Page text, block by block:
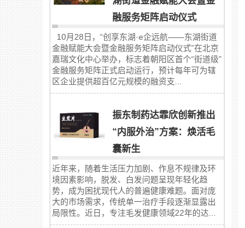
融服务矩阵启动仪式
10月28日，“创享东湖·e企远航——东湖街道
金融赋能大会暨金融服务矩阵启动仪式”在北京
嘉瑞文化中心举办，标志着朝阳区首个“街道级”
金融服务矩阵正式启动运行，预计每年可为辖
区企业提供超百亿元规模的融资支...
振东制药达霏欣创新推出
“内服外治”方案：焕活毛
囊新生
近年来，随着生活压力加剧、作息不规律及环
境因素影响，脱发、白发问题呈现年轻化趋
势，成为困扰现代人的普遍健康难题。面对庞
大的市场需求，传统单一治疗手段逐渐显露出
局限性。近日，专注毛发健康领域22年的达...